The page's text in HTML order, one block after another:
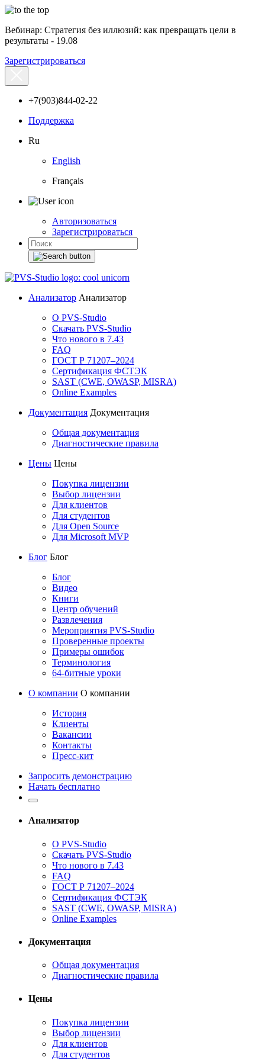
Вебинар: Стратегия без иллюзий: как превращать цели в
результаты - 19.08
Зарегистрироваться
+7(903)844-02-22
Поддержка
Ru
English
Français
Авторизоваться
Зарегистрироваться
Анализатор Анализатор
О PVS-Studio
Скачать PVS-Studio
Что нового в 7.43
FAQ
ГОСТ Р 71207–2024
Сертификация ФСТЭК
SAST (CWE, OWASP, MISRA)
Online Examples
Документация Документация
Общая документация
Диагностические правила
Цены Цены
Покупка лицензии
Выбор лицензии
Для клиентов
Для студентов
Для Open Source
Для Microsoft MVP
Блог Блог
Блог
Видео
Книги
Центр обучений
Развлечения
Мероприятия PVS-Studio
Проверенные проекты
Примеры ошибок
Терминология
64-битные уроки
О компании О компании
История
Клиенты
Вакансии
Контакты
Пресс-кит
Запросить демонстрацию
Начать бесплатно
Анализатор
О PVS-Studio
Скачать PVS-Studio
Что нового в 7.43
FAQ
ГОСТ Р 71207–2024
Сертификация ФСТЭК
SAST (CWE, OWASP, MISRA)
Online Examples
Документация
Общая документация
Диагностические правила
Цены
Покупка лицензии
Выбор лицензии
Для клиентов
Для студентов